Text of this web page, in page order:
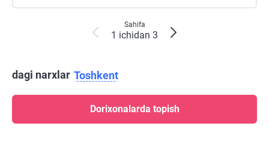
Sahifa
1 ichidan 3
dagi narxlar Toshkent
Dorixonalarda topish